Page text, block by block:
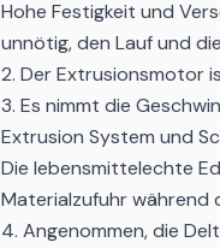
Hohe Festigkeit und
unnötig, den Lauf und
2. Der Extrusionsmotor
3. Es nimmt die
Extrusion System und
Die lebensmittelechte
Materialzufuhr während
4. Angenommen, die